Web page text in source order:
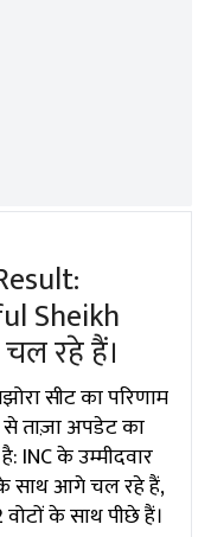
Sheikh
रहे हैं।
सीट का परिणाम
ताज़ा अपडेट का
INC के उम्मीदवार
साथ आगे चल रहे हैं,
के साथ पीछे हैं।